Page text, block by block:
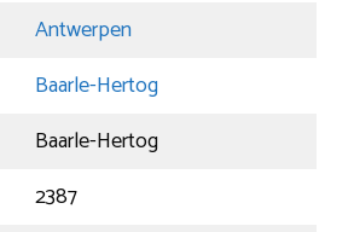
Antwerpen
Baarle-Hertog
Baarle-Hertog
2387